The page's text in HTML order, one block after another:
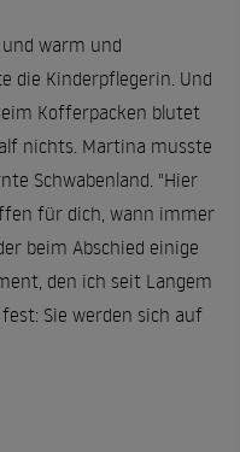
warm und
die Kinderpflegerin. Und
Kofferpacken blutet
nichts. Martina musste
Schwabenland. "Hier
für dich, wann immer
beim Abschied einige
den ich seit Langem
Sie werden sich auf